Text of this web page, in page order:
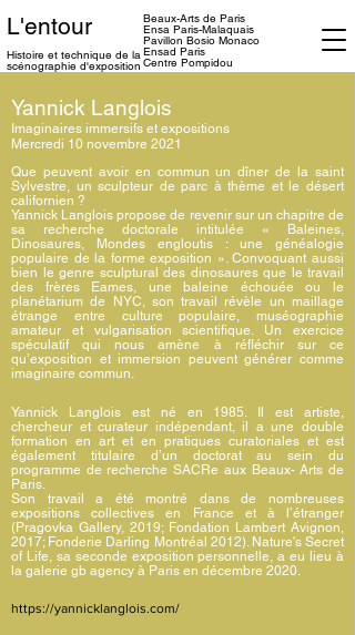
L'entour
Histoire et technique de la
scénographie d'exposition
Beaux-Arts de Paris
Ensa Paris-Malaquais
Pavillon Bosio Monaco
Ensad Paris
Centre Pompidou
Yannick Langlois
Imaginaires immersifs et expositions
Mercredi 10 novembre 2021
Que peuvent avoir en commun un dîner de la saint
Sylvestre, un sculpteur de parc à thème et le désert
californien ?
Yannick Langlois propose de revenir sur un chapitre de
sa recherche doctorale intitulée « Baleines,
Dinosaures, Mondes engloutis : une généalogie
populaire de la forme exposition ». Convoquant aussi
bien le genre sculptural des dinosaures que le travail
des frères Eames, une baleine échouée ou le
planétarium de NYC, son travail révèle un maillage
étrange entre culture populaire, muséographie
amateur et vulgarisation scientifique. Un exercice
spéculatif qui nous amène à réfléchir sur ce
qu’exposition et immersion peuvent générer comme
imaginaire commun.
Yannick Langlois est né en 1985. Il est artiste,
chercheur et curateur indépendant, il a une double
formation en art et en pratiques curatoriales et est
également titulaire d’un doctorat au sein du
programme de recherche SACRe aux Beaux- Arts de
Paris.
Son travail a été montré dans de nombreuses
expositions collectives en France et à l’étranger
(Pragovka Gallery, 2019; Fondation Lambert Avignon,
2017; Fonderie Darling Montréal 2012). Nature's Secret
of Life, sa seconde exposition personnelle, a eu lieu à
la galerie gb agency à Paris en décembre 2020.
https://yannicklanglois.com/